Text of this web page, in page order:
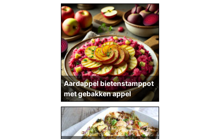
Aardappel bietenstamppot
met gebakken appel